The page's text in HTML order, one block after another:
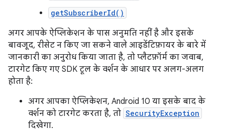
getSubscriberId()
अगर आपके ऐप्लिकेशन के पास अनुमति नहीं है और इसके
बावजूद, रीसेट न किए जा सकने वाले आइडेंटिफ़ायर के बारे में
जानकारी का अनुरोध किया जाता है, तो प्लैटफ़ॉर्म का जवाब,
टारगेट किए गए SDK टूल के वर्शन के आधार पर अलग-अलग
होता है:
अगर आपका ऐप्लिकेशन, Android 10 या इसके बाद के
वर्शन को टारगेट करता है, तो SecurityException
दिखेगा.